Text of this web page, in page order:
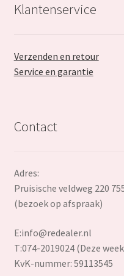
Klantenservice
Verzenden en retour
Service en garantie
Contact
Adres:
Pruisische veldweg 220
(bezoek op afspraak)
E:info@redealer.nl
T:074-2019024 (Deze
KvK-nummer: 59113545